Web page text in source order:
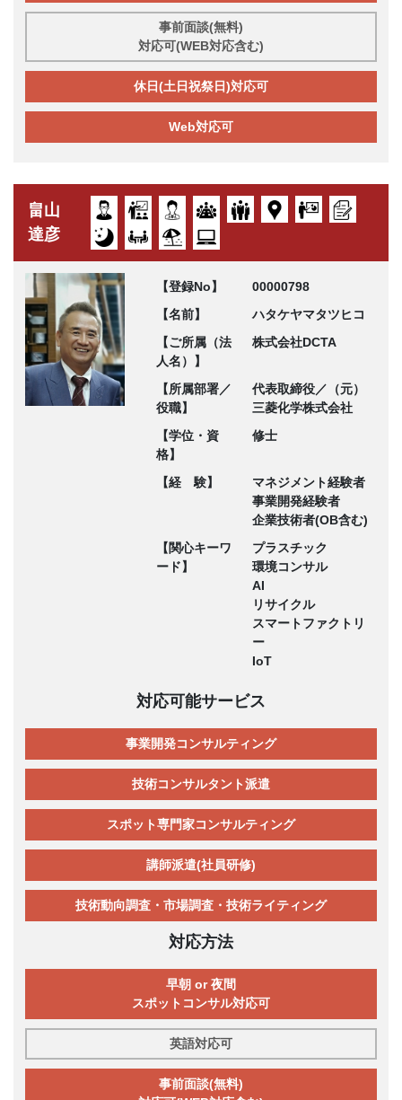
事前面談(無料)
対応可(WEB対応含む)
休日(土日祝祭日)対応可
Web対応可
畠山
達彦
【登録No】
00000798
【名前】
ハタケヤマタツヒコ
【ご所属（法
人名）】
株式会社DCTA
【所属部署／
役職】
代表取締役／（元）
三菱化学株式会社
【学位・資
格】
修士
【経 験】
マネジメント経験者
事業開発経験者
企業技術者(OB含む)
【関心キーワ
ード】
プラスチック
環境コンサル
AI
リサイクル
スマートファクトリ
ー
IoT
対応可能サービス
事業開発コンサルティング
技術コンサルタント派遣
スポット専門家コンサルティング
講師派遣(社員研修)
技術動向調査・市場調査・技術ライティング
対応方法
早朝 or 夜間
スポットコンサル対応可
英語対応可
事前面談(無料)